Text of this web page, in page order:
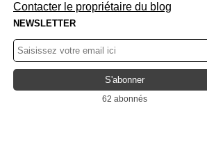
Contacter le propriétaire du blog
NEWSLETTER
62 abonnés